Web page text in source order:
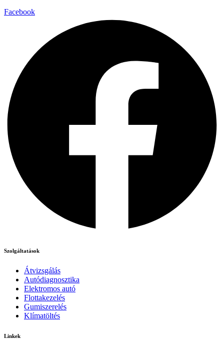
Facebook
Szolgáltatások
Átvizsgálás
Autódiagnosztika
Elektromos autó
Flottakezelés
Gumiszerelés
Klímatöltés
Linkek